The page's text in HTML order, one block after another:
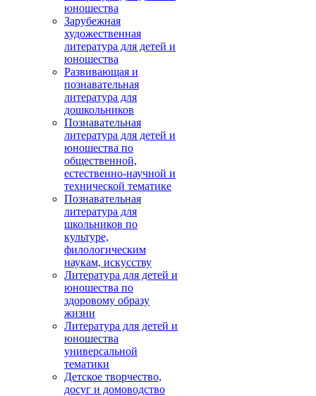
юношества
Зарубежная
художественная
литература для детей и
юношества
Развивающая и
познавательная
литература для
дошкольников
Познавательная
литература для детей и
юношества по
общественной,
естественно-научной и
технической тематике
Познавательная
литература для
школьников по
культуре,
филологическим
наукам, искусству
Литература для детей и
юношества по
здоровому образу
жизни
Литература для детей и
юношества
универсальной
тематики
Детское творчество,
досуг и домоводство